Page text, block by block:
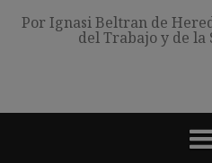
Por Ignasi Beltran de
del Trabajo y de la